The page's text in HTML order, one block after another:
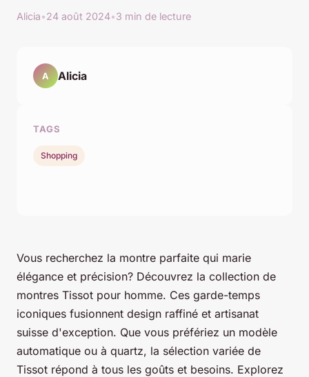
Alicia•24 août 2024•3 min de lecture
Vous recherchez la montre parfaite qui marie
élégance et précision? Découvrez la collection de
montres Tissot pour homme. Ces garde-temps
iconiques fusionnent design raffiné et artisanat
suisse d'exception. Que vous préfériez un modèle
automatique ou à quartz, la sélection variée de
Tissot répond à tous les goûts et besoins. Explorez
A Alicia
TAGS
Shopping